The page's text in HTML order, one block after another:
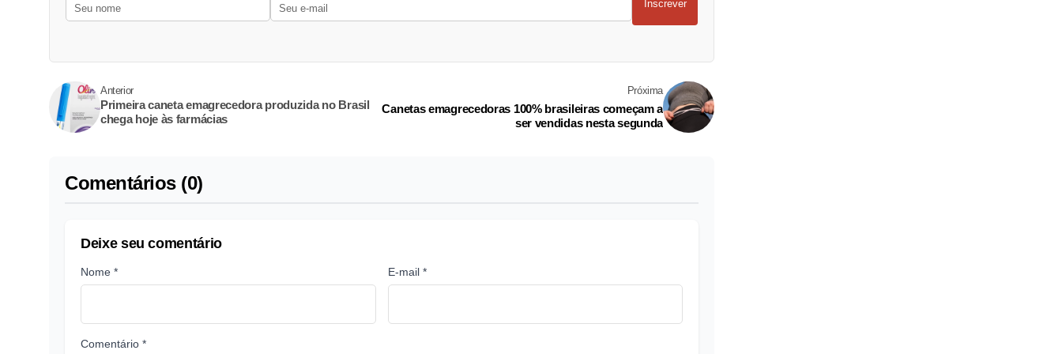
Inscrever
Anterior
Primeira caneta emagrecedora produzida no Brasil
chega hoje às farmácias
Próxima
Canetas emagrecedoras 100% brasileiras começam a
ser vendidas nesta segunda
Comentários (0)
Deixe seu comentário
Nome * E-mail *
Comentário *